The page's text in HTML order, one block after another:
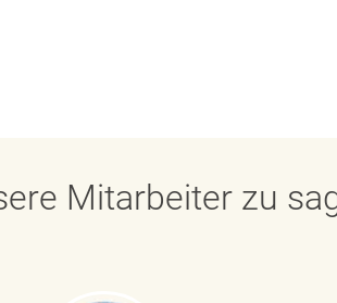
Mitarbeiter zu